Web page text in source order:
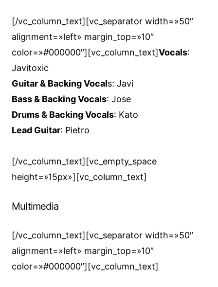
[/vc_column_text][vc_separator width=»50″
alignment=»left» margin_top=»10″
color=»#000000″][vc_column_text]Vocals:
Javitoxic
Guitar & Backing Vocals: Javi
Bass & Backing Vocals: Jose
Drums & Backing Vocals: Kato
Lead Guitar: Pietro
[/vc_column_text][vc_empty_space
height=»15px»][vc_column_text]
Multimedia
[/vc_column_text][vc_separator width=»50″
alignment=»left» margin_top=»10″
color=»#000000″][vc_column_text]